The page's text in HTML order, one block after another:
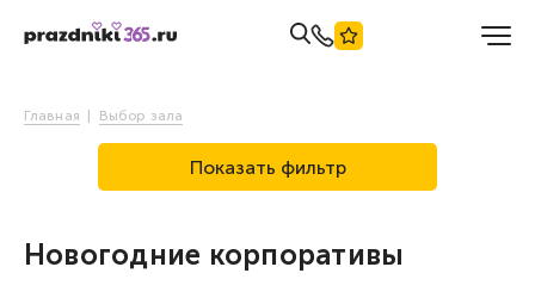
Показать фильтр
Главная Выбор зала
Новогодние корпоративы